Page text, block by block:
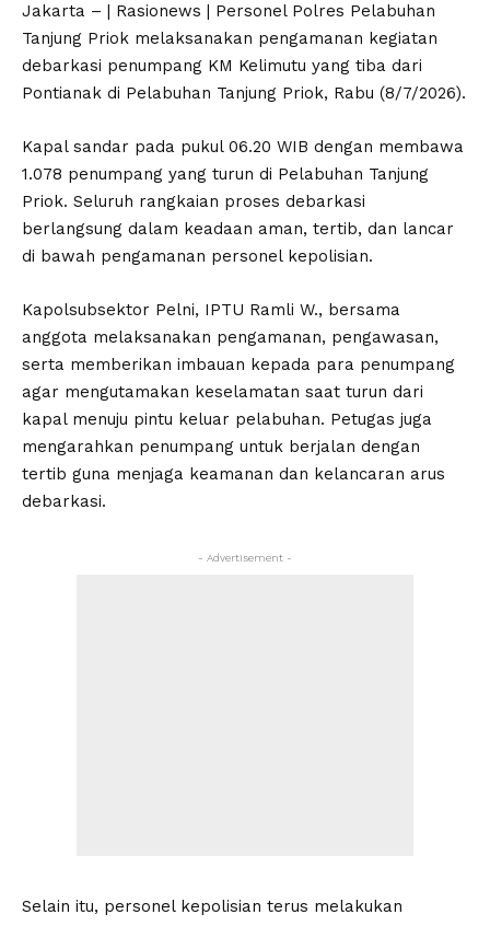
Jakarta – | Rasionews | Personel Polres Pelabuhan
Tanjung Priok melaksanakan pengamanan kegiatan
debarkasi penumpang KM Kelimutu yang tiba dari
Pontianak di Pelabuhan Tanjung Priok, Rabu (8/7/2026).
Kapal sandar pada pukul 06.20 WIB dengan membawa
1.078 penumpang yang turun di Pelabuhan Tanjung
Priok. Seluruh rangkaian proses debarkasi
berlangsung dalam keadaan aman, tertib, dan lancar
di bawah pengamanan personel kepolisian.
Kapolsubsektor Pelni, IPTU Ramli W., bersama
anggota melaksanakan pengamanan, pengawasan,
serta memberikan imbauan kepada para penumpang
agar mengutamakan keselamatan saat turun dari
kapal menuju pintu keluar pelabuhan. Petugas juga
mengarahkan penumpang untuk berjalan dengan
tertib guna menjaga keamanan dan kelancaran arus
debarkasi.
- Advertisement -
Selain itu, personel kepolisian terus melakukan